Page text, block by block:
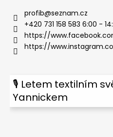
profib@seznam.cz
+420 731 158 583 6:00 -
https://
https://
🎙 Letem textilním
Yannickem